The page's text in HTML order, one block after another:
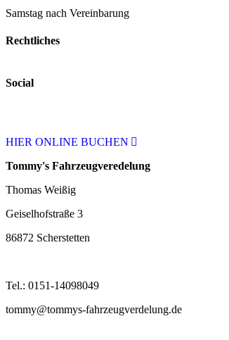
Samstag nach Vereinbarung
Rechtliches
Social
HIER ONLINE BUCHEN
Tommy's Fahrzeugveredelung
Thomas Weißig
Geiselhofstraße 3
86872 Scherstetten
Tel.: 0151-14098049
tommy@tommys-fahrzeugverdelung.de